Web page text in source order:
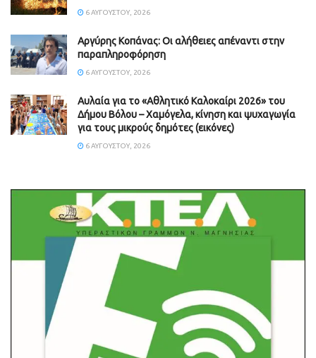
6 ΑΥΓΟΎΣΤΟΥ, 2026
Aργύρης Κοπάνας: Οι αλήθειες απέναντι στην
παραπληροφόρηση
6 ΑΥΓΟΎΣΤΟΥ, 2026
Αυλαία για το «Αθλητικό Καλοκαίρι 2026» του
Δήμου Βόλου – Χαμόγελα, κίνηση και ψυχαγωγία
για τους μικρούς δημότες (εικόνες)
6 ΑΥΓΟΎΣΤΟΥ, 2026